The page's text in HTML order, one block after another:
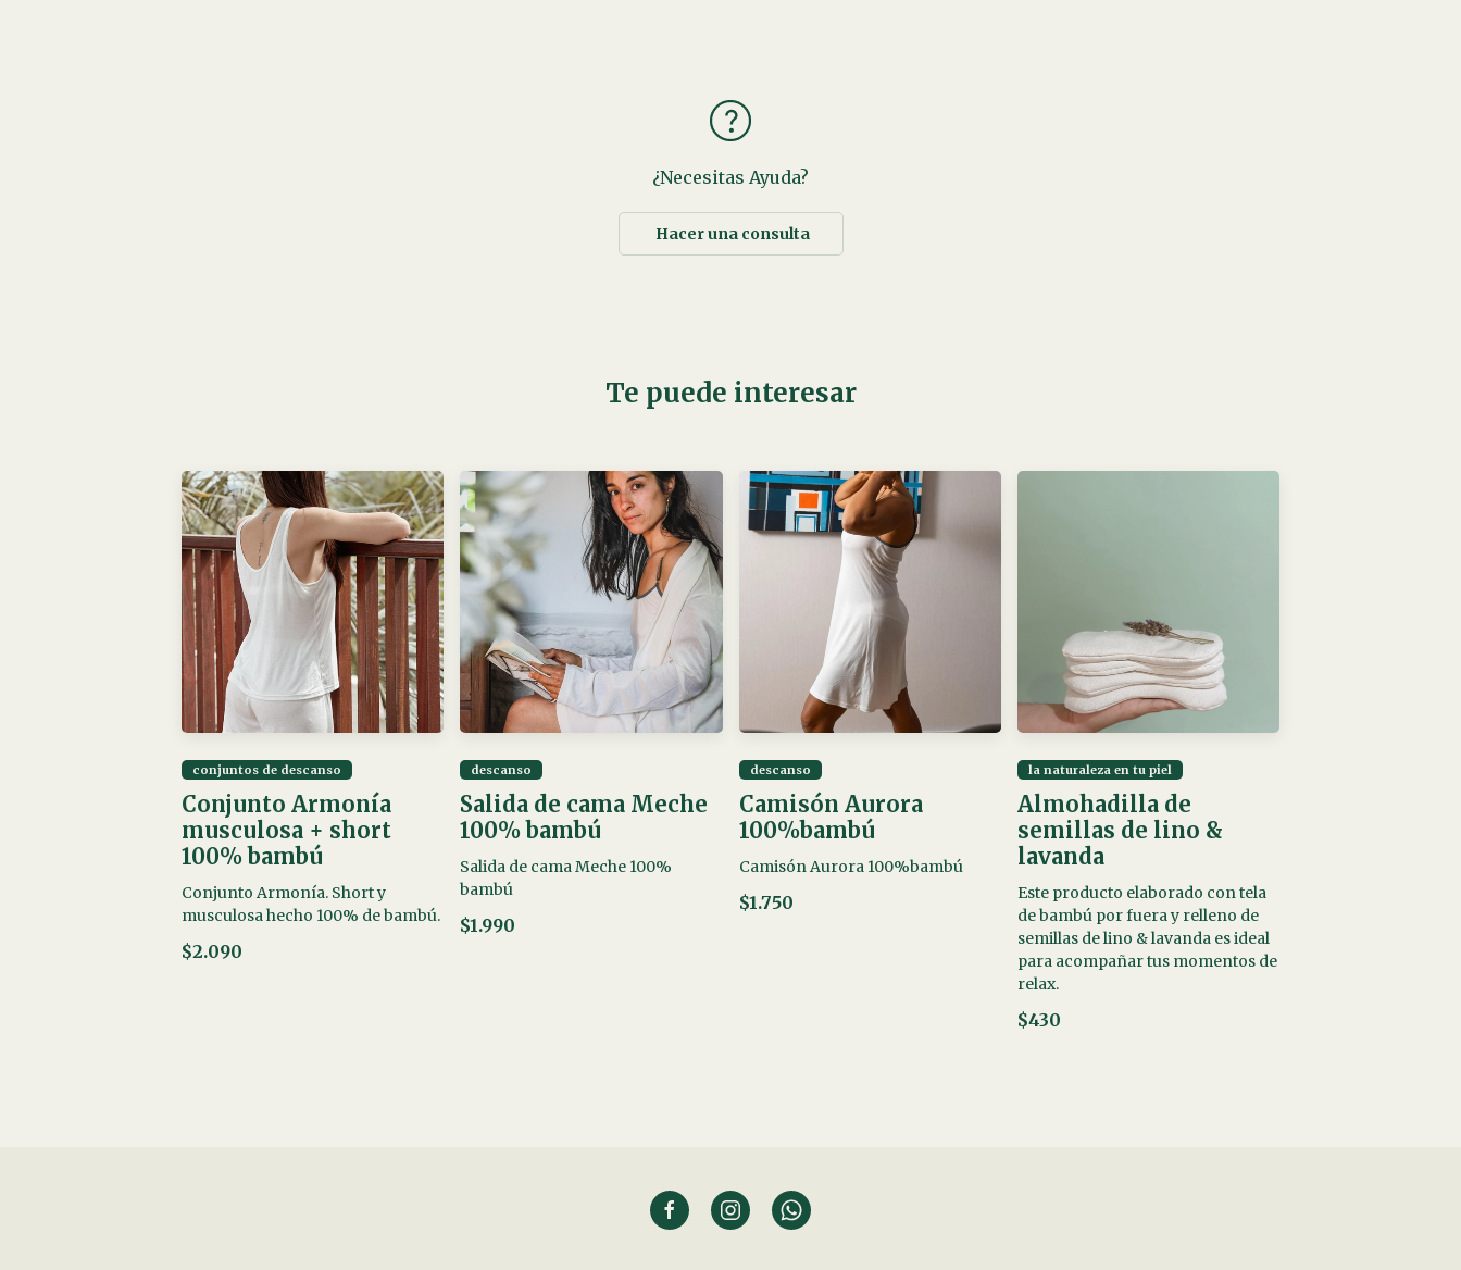
¿Necesitas Ayuda?
Hacer una consulta
Te puede interesar
conjuntos de descanso
Conjunto Armonía
musculosa + short
100% bambú
Conjunto Armonía. Short y
musculosa hecho 100% de bambú.
$2.090
descanso
Salida de cama Meche
100% bambú
Salida de cama Meche 100%
bambú
$1.990
descanso
Camisón Aurora
100%bambú
Camisón Aurora 100%bambú
$1.750
la naturaleza en tu piel
Almohadilla de
semillas de lino &
lavanda
Este producto elaborado con tela
de bambú por fuera y relleno de
semillas de lino & lavanda es ideal
para acompañar tus momentos de
relax.
$430